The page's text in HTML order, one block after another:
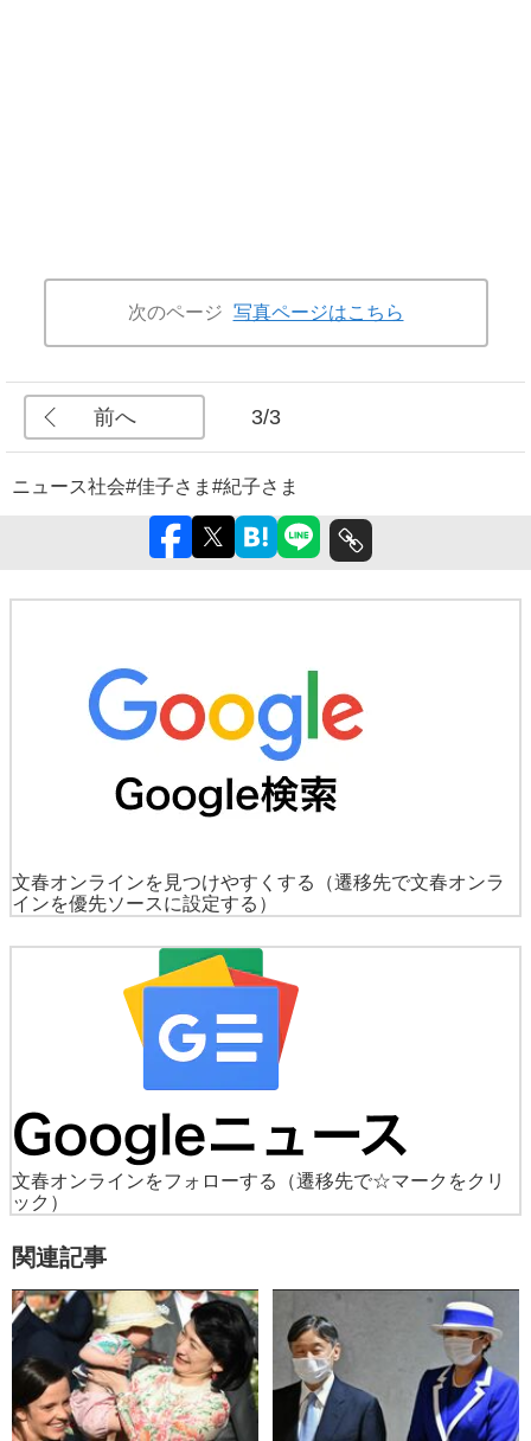
次のページ 写真ページはこちら
前へ 3/3
ニュース社会#佳子さま #紀子さま
文春オンラインを見つけやすくする
（遷移先で文春オンラ
インを優先ソースに設定する）
文春オンラインをフォローする
（遷移先で☆マークをクリ
ック）
関連記事